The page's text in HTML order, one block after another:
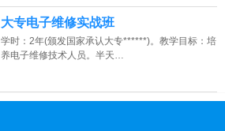
大专电子维修实战班
学时：2年(颁发国家承认大专******)。教学目标：培
养电子维修技术人员。半天…